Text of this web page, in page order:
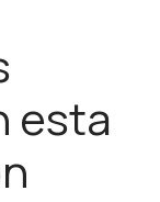
esta